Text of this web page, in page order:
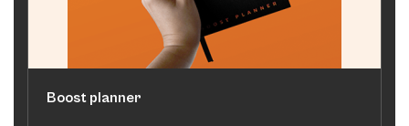
Boost planner